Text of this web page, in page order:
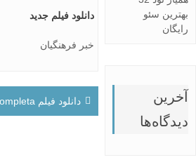
دانلود فیلم جدید
خبر فرهنگیان
راهبری
نوشته
دانلود فیلم Descargar Sueños del Barça Gratis en Español Completa
بهترین سئو
رایگان
آخرین
دیدگاه‌ها